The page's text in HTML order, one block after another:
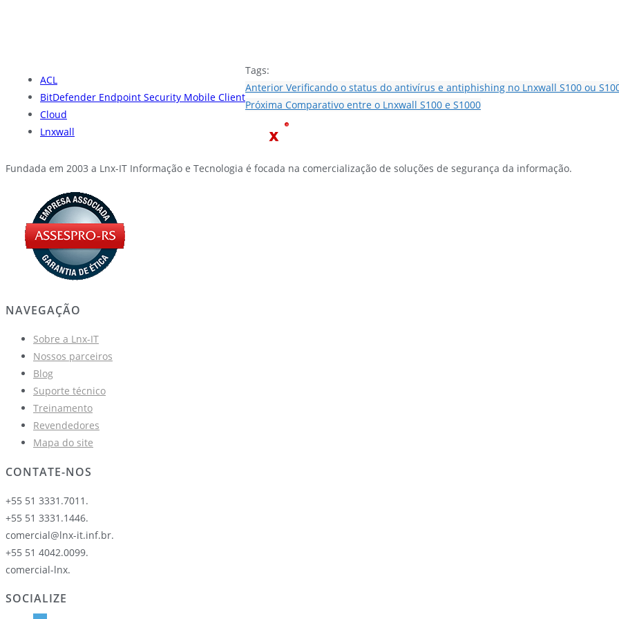
Tags:
ACL
BitDefender Endpoint Security Mobile Client
Cloud
Lnxwall
Anterior Verificando o status do antivírus e antiphishing no Lnxwall S100 ou
Próxima Comparativo entre o Lnxwall S100 e S1000
Fundada em 2003 a Lnx-IT Informação e Tecnologia é focada na comercialização de soluções de segurança da informação.
NAVEGAÇÃO
Sobre a Lnx-IT
Nossos parceiros
Blog
Suporte técnico
Treinamento
Revendedores
Mapa do site
CONTATE-NOS
+55 51 3331.7011.
+55 51 3331.1446.
comercial@lnx-it.inf.br.
+55 51 4042.0099.
comercial-lnx.
SOCIALIZE